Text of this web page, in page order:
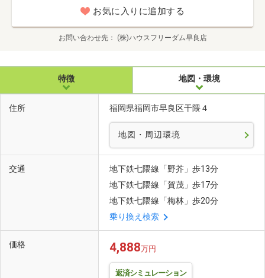
お気に入りに追加する
お問い合わせ先 (株)ハウスフリーダム早良店
特徴 地図・環境
住所 福岡県福岡市早良区干隈４
地図・周辺環境
交通
地下鉄七隈線「野芥」歩13分
地下鉄七隈線「賀茂」歩17分
地下鉄七隈線「梅林」歩20分
乗り換え検索
価格 4,888万円
返済シミュレーション